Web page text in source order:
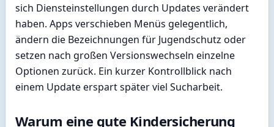
sich Diensteinstellungen durch Updates verändert
haben. Apps verschieben Menüs gelegentlich,
ändern die Bezeichnungen für Jugendschutz oder
setzen nach großen Versionswechseln einzelne
Optionen zurück. Ein kurzer Kontrollblick nach
einem Update erspart später viel Sucharbeit.
Warum eine gute Kindersicherung